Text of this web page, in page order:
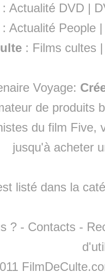
: Actualité DVD |
:Actualité People
: Films cultes
Voyage:
de produits
du film Five,
jusqu'à acheter
listé dans la
? - Contacts -